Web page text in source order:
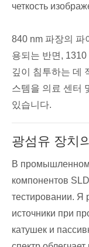
четкость
840 nm 파장의 파
용되는 반면,
깊이 침투하는 데
스템을 의료 센터
있습니다.
광섬유 장치
В промышленном
компонентов
тестировании. Я
источники при
катушек и